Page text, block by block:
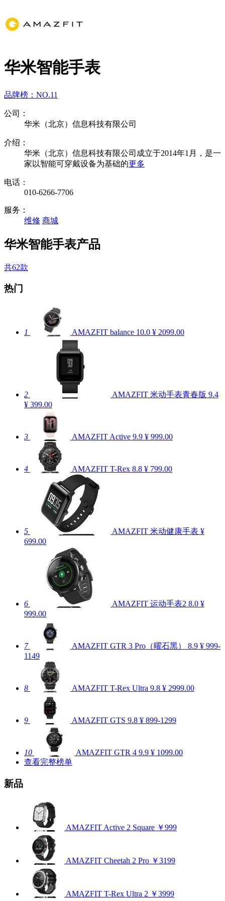
华米智能手表
品牌榜： NO.11
公司：
华米（北京）信息科技有限公司
介绍：
华米（北京）信息科技有限公司成立于2014年1月，是一
家以智能可穿戴设备为基础的更多
电话：
010-6266-7706
服务：
维修 商城
华米智能手表产品
共62款
热门
1 AMAZFIT balance 10.0 ¥ 2099.00
2 AMAZFIT 米动手表青春版 9.4
¥ 399.00
3 AMAZFIT Active 9.9 ¥ 999.00
4 AMAZFIT T-Rex 8.8 ¥ 799.00
5 AMAZFIT 米动健康手表 ¥
699.00
6 AMAZFIT 运动手表2 8.0 ¥
999.00
7 AMAZFIT GTR 3 Pro（曜石黑） 8.9 ¥ 999-
1149
8 AMAZFIT T-Rex Ultra 9.8 ¥ 2999.00
9 AMAZFIT GTS 9.8 ¥ 899-1299
10 AMAZFIT GTR 4 9.9 ¥ 1099.00
查看完整榜单
新品
AMAZFIT Active 2 Square ￥999
AMAZFIT Cheetah 2 Pro ￥3199
AMAZFIT T-Rex Ultra 2 ￥3999